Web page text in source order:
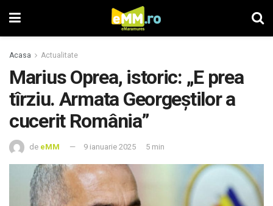
Acasa Actualitate
Marius Oprea, istoric: „E prea
tîrziu. Armata Georgeștilor a
cucerit România”
de eMM 9 ianuarie 2025 5 min